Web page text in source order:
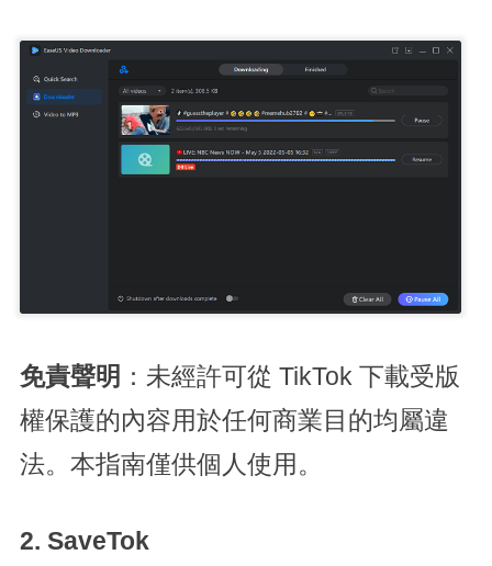
免責聲明 ：未經許可從 TikTok 下載受版
權保護的內容用於任何商業目的均屬違
法。本指南僅供個人使用。
2. SaveTok